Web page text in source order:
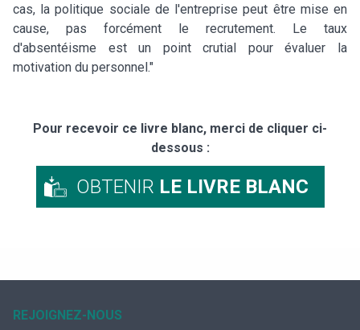
cas, la politique sociale de l'entreprise peut être mise en
cause, pas forcément le recrutement. Le taux
d'absentéisme est un point crutial pour évaluer la
motivation du personnel."
Pour recevoir ce livre blanc, merci de cliquer ci-
dessous :
OBTENIR LE LIVRE BLANC
REJOIGNEZ-NOUS